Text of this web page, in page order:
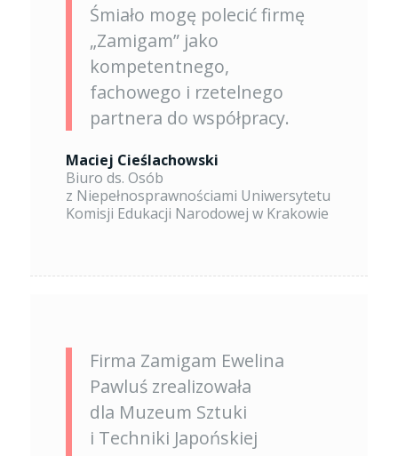
Śmiało mogę polecić firmę
„Zamigam” jako
kompetentnego,
fachowego i rzetelnego
partnera do współpracy.
Maciej Cieślachowski
Biuro ds. Osób
z Niepełnosprawnościami Uniwersytetu
Komisji Edukacji Narodowej w Krakowie
Firma Zamigam Ewelina
Pawluś zrealizowała
dla Muzeum Sztuki
i Techniki Japońskiej